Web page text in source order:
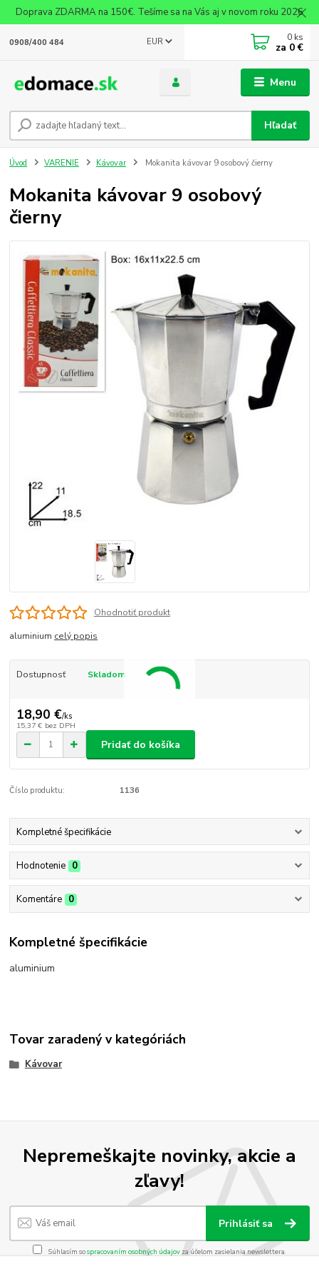
Doprava ZDARMA na 150€. Tešíme sa na Vás aj v novom roku 2026
Menu
EUR
Hľadať
0908/400 484 0 ks
za 0 €
Úvod VARENIE Kávovar Mokanita kávovar 9 osobový čierny
Mokanita kávovar 9 osobový
čierny
Ohodnotiť produkt
aluminium celý popis
Dostupnosť Skladom
18,90 €/ks
15,37 € bez DPH
Pridať do košíka
Číslo produktu: 1136
Kompletné špecifikácie
Hodnotenie 0
Komentáre 0
Kompletné špecifikácie
aluminium
Tovar zaradený v kategóriách
Kávovar
Nepremeškajte novinky, akcie a
zľavy!
Prihlásiť sa
Súhlasím sospracovaním osobných údajov za účelom zasielania newslettera.